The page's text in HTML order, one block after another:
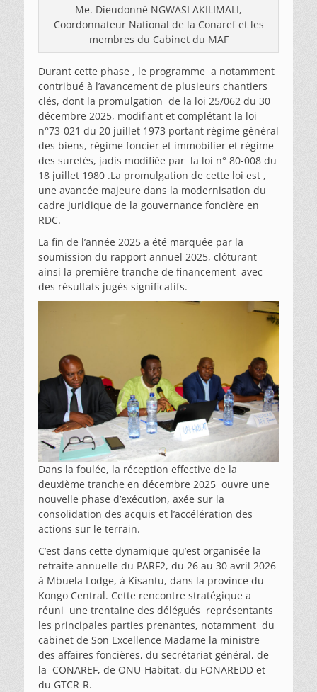
Me. Dieudonné NGWASI AKILIMALI,
Coordonnateur National de la Conaref et les
membres du Cabinet du MAF
Durant cette phase , le programme a notamment
contribué à l’avancement de plusieurs chantiers
clés, dont la promulgation de la loi 25/062 du 30
décembre 2025, modifiant et complétant la loi
n°73-021 du 20 juillet 1973 portant régime général
des biens, régime foncier et immobilier et régime
des suretés, jadis modifiée par la loi n° 80-008 du
18 juillet 1980 .La promulgation de cette loi est ,
une avancée majeure dans la modernisation du
cadre juridique de la gouvernance foncière en
RDC.
La fin de l’année 2025 a été marquée par la
soumission du rapport annuel 2025, clôturant
ainsi la première tranche de financement avec
des résultats jugés significatifs.
Dans la foulée, la réception effective de la
deuxième tranche en décembre 2025 ouvre une
nouvelle phase d’exécution, axée sur la
consolidation des acquis et l’accélération des
actions sur le terrain.
C’est dans cette dynamique qu’est organisée la
retraite annuelle du PARF2, du 26 au 30 avril 2026
à Mbuela Lodge, à Kisantu, dans la province du
Kongo Central. Cette rencontre stratégique a
réuni une trentaine des délégués représentants
les principales parties prenantes, notamment du
cabinet de Son Excellence Madame la ministre
des affaires foncières, du secrétariat général, de
la CONAREF, de ONU-Habitat, du FONAREDD et
du GTCR-R.